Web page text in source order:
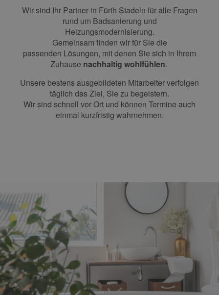
Wir sind Ihr Partner in Fürth Stadeln füralle Fragen
rund um Badsanierung und
Heizungsmodernisierung.
Gemeinsam finden wir für Sie die
passenden Lösungen, mit denen Sie sich in Ihrem
Zuhause nachhaltig wohlfühlen.
Unsere bestens ausgebildeten Mitarbeiter verfolgen
täglich das Ziel, Sie zu begeistern.
Wir sind schnell vor Ort und können Termine auch
einmal kurzfristig wahrnehmen.